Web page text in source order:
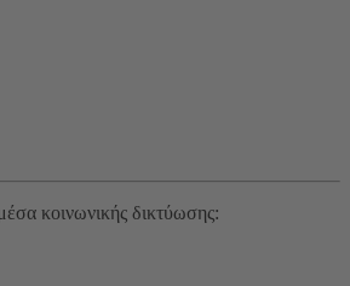
κοινωνικής δικτύωσης: